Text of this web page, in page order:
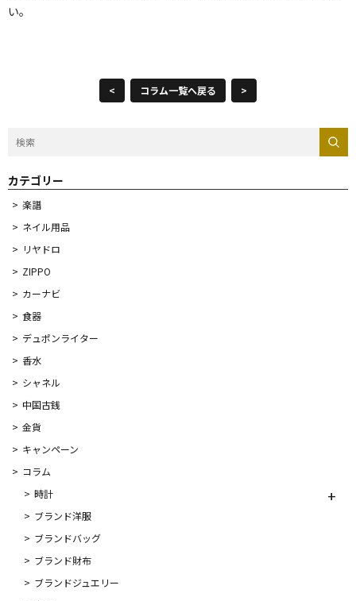
い。
< コラム一覧へ戻る >
カテゴリー
楽譜
ネイル用品
リヤドロ
ZIPPO
カーナビ
食器
デュポンライター
香水
シャネル
中国古銭
金貨
キャンペーン
コラム
時計
ブランド洋服
ブランドバッグ
ブランド財布
ブランドジュエリー